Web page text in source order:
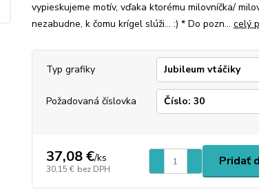
vypieskujeme motív, vďaka ktorému milovníčka/
nezabudne, k čomu krígel slúži... :) * Do pozn... celý
Typ grafiky
Požadovaná číslovka
37,08 €/ks
30,15 € bez DPH
Pridať